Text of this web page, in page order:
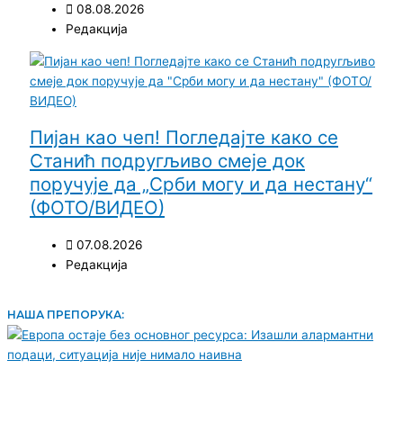
08.08.2026
Редакција
Пијан као чеп! Погледајте како се
Станић подругљиво смеје док
поручује да „Срби могу и да нестану“
(ФОТО/ВИДЕО)
07.08.2026
Редакција
НАША ПРЕПОРУКА: